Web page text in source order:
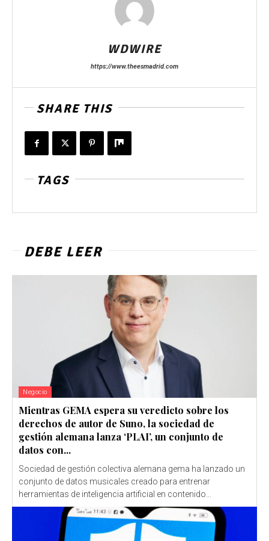
WDWIRE
https://www.theesmadrid.com
SHARE THIS
TAGS
DEBE LEER
Negocio
Mientras GEMA espera su veredicto sobre los
derechos de autor de Suno, la sociedad de
gestión alemana lanza ‘PLAI’, un conjunto de
datos con...
Sociedad de gestión colectiva alemana gema ha lanzado un
conjunto de datos musicales creado para entrenar
herramientas de inteligencia artificial en contenido...